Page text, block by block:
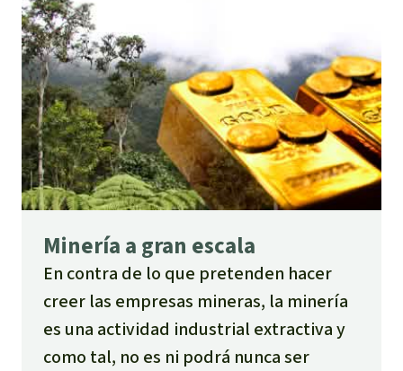
Minería a gran escala
En contra de lo que pretenden hacer
creer las empresas mineras, la minería
es una actividad industrial extractiva y
como tal, no es ni podrá nunca ser